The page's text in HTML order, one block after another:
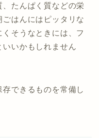
たんぱく質などの栄
はんにはピッタリな
そうなときには、フ
いかもしれません
存できるものを常備し